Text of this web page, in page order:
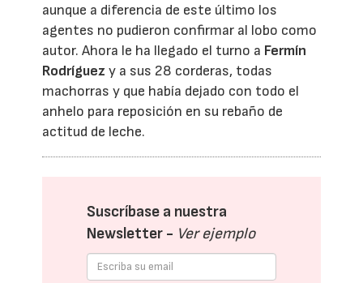
aunque a diferencia de este último los
agentes no pudieron confirmar al lobo como
autor. Ahora le ha llegado el turno a Fermín
Rodríguez y a sus 28 corderas, todas
machorras y que había dejado con todo el
anhelo para reposición en su rebaño de
actitud de leche.
Suscríbase a nuestra
Newsletter - Ver ejemplo